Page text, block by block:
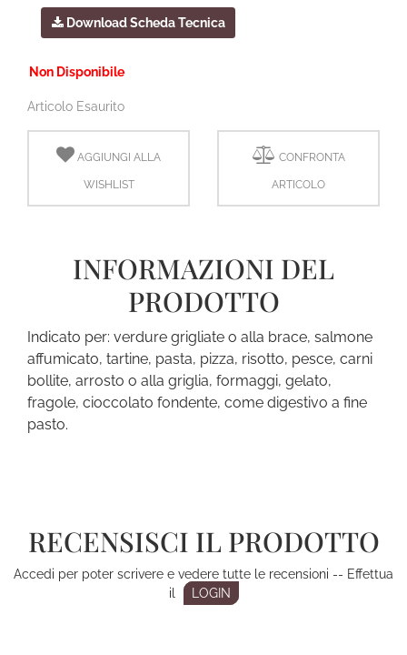
Download Scheda Tecnica
Non Disponibile
Articolo Esaurito
AGGIUNGI ALLA
WISHLIST
CONFRONTA
ARTICOLO
INFORMAZIONI DEL
PRODOTTO
Indicato per: verdure grigliate o alla brace, salmone
affumicato, tartine, pasta, pizza, risotto, pesce, carni
bollite, arrosto o alla griglia, formaggi, gelato,
fragole, cioccolato fondente, come digestivo a fine
pasto.
RECENSISCI IL PRODOTTO
Accedi per poter scrivere e vedere tutte le recensioni -- Effettua
il
LOGIN